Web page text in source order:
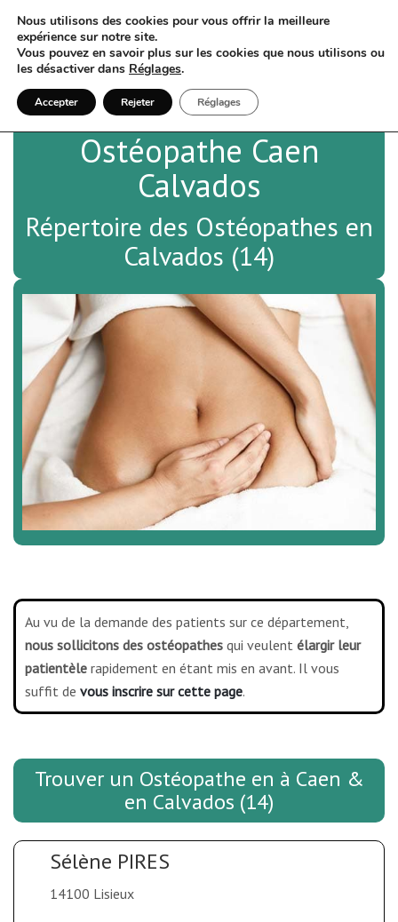
Ostéopathe Caen
Calvados
Répertoire des Ostéopathes en
Calvados (14)
Au vu de la demande des patients sur ce département,
nous sollicitons des ostéopathes qui veulent élargir leur
patientèle rapidement en étant mis en avant. Il vous
suffit de vous inscrire sur cette page.
Trouver un Ostéopathe en à Caen &
en Calvados (14)
Sélène PIRES
14100 Lisieux
Nous utilisons des cookies pour vous offrir la meilleure
expérience sur notre site.
Vous pouvez en savoir plus sur les cookies que nous utilisons ou
les désactiver dans Réglages.
Accepter Rejeter Réglages